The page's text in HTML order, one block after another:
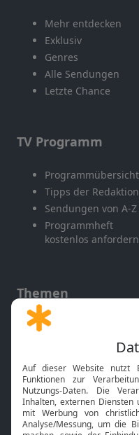
Mehr entdecken
Exklusiv
Genres
Alle Sendungen
Letzte Chance
TV Programm
Programmübersicht
Tipps der Redaktion
Sendungen von A-Z
Programmheft
kostenlos anfordern
Themen
Gott und Bibel erklärt
Neuigkeiten